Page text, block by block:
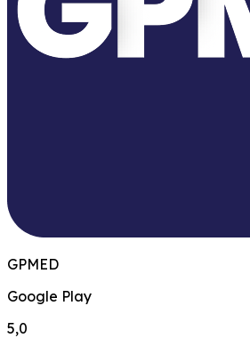
GPMED
Google Play
5,0